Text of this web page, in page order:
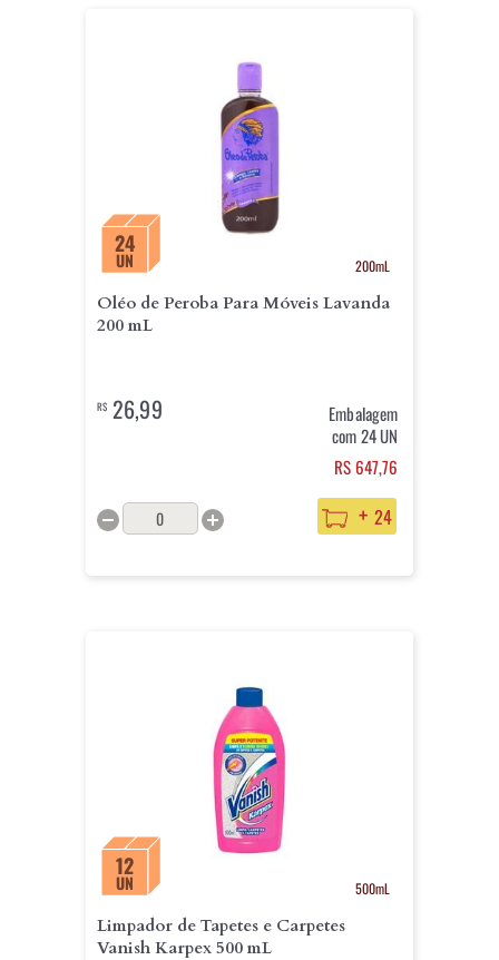
24
UN 200mL
Oléo de Peroba Para Móveis Lavanda
200 mL
R$26,99
Embalagem
com 24 UN
RS 647,76
+ 24
12
UN 500mL
Limpador de Tapetes e Carpetes
Vanish Karpex 500 mL